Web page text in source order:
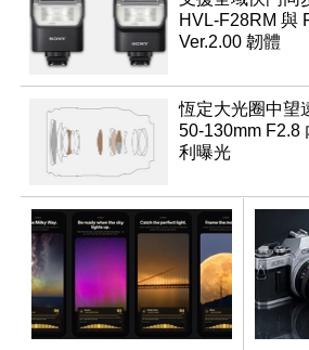
HVL-F28RM 與
Ver.2.00 韌體
恆定大光圈中望
50-130mm F2.8
利曝光